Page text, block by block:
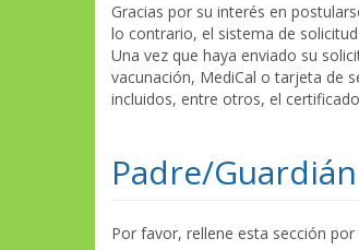
Gracias por su interés en
lo contrario, el sistema de
Una vez que haya enviado su
vacunación, MediCal o tarjeta de
incluidos, entre otros, el
Padre/Guardián
Por favor, rellene esta sección